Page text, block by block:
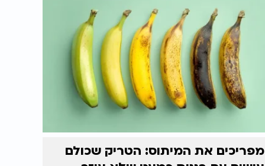
מפריכים את המיתוס: הטריק שכולם